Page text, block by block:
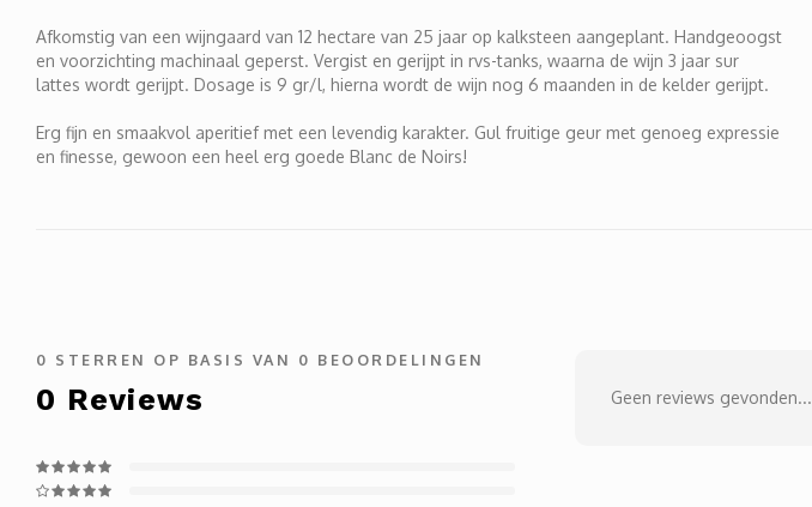
Afkomstig van een wijngaard van 12 hectare van 25 jaar op kalksteen aangeplant. Handgeoogst
en voorzichting machinaal geperst. Vergist en gerijpt in rvs-tanks, waarna de wijn 3 jaar sur
lattes wordt gerijpt. Dosage is 9 gr/l, hierna wordt de wijn nog 6 maanden in de kelder gerijpt.
Erg fijn en smaakvol aperitief met een levendig karakter. Gul fruitige geur met genoeg expressie
en finesse, gewoon een heel erg goede Blanc de Noirs!
0 STERREN OP BASIS VAN 0 BEOORDELINGEN
0 Reviews Geen reviews gevonden...